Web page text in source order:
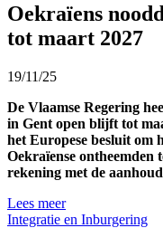
Oekraïens
tot maart 2027
19/11/25
De Vlaamse Regering
in Gent open blijft tot
het Europese besluit om
Oekraïense ontheemden
rekening met de
Lees meer
Integratie en Inburgering